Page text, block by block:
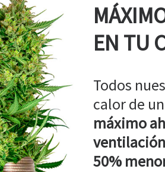
EN TU
Todos
calor de
máximo
50%